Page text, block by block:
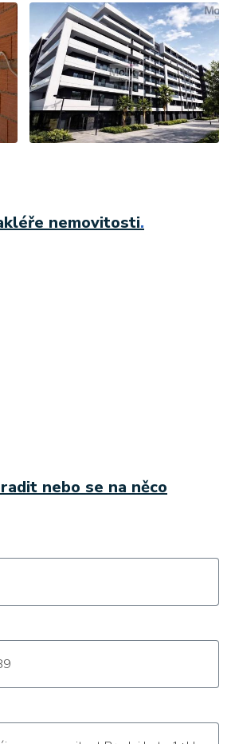
nemovitosti.
nebo se na něco